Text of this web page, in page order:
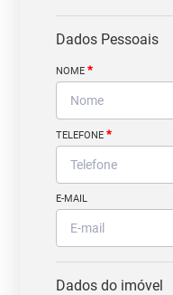
Dados Pessoais
NOME*
TELEFONE*
E-MAIL
Dados do imóvel